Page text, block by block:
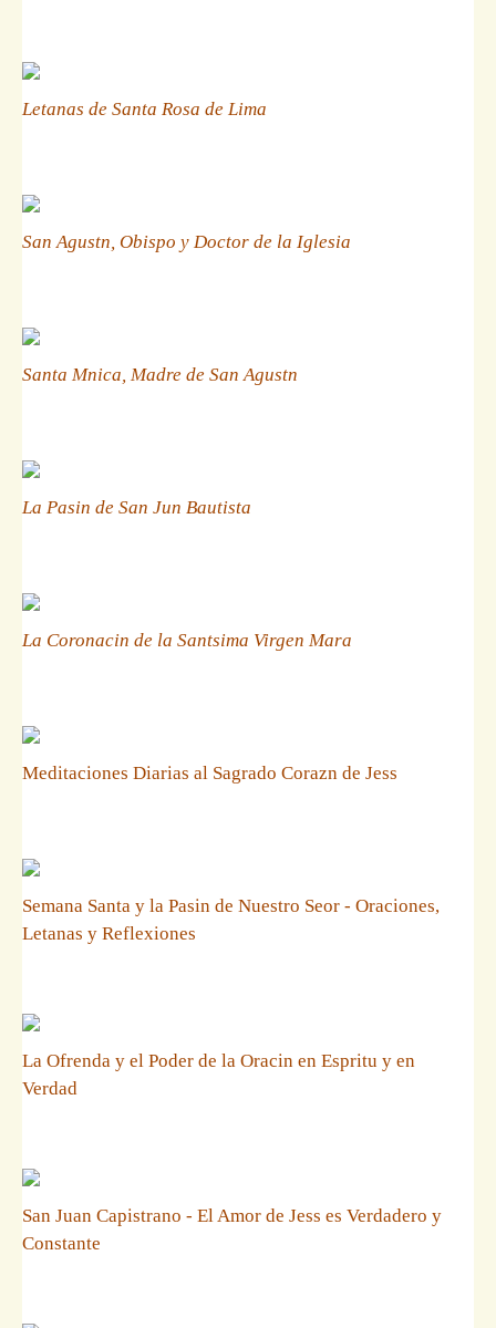
Letanas de Santa Rosa de Lima
San Agustn, Obispo y Doctor de la Iglesia
Santa Mnica, Madre de San Agustn
La Pasin de San Jun Bautista
La Coronacin de la Santsima Virgen Mara
Meditaciones Diarias al Sagrado Corazn de Jess
Semana Santa y la Pasin de Nuestro Seor - Oraciones,
Letanas y Reflexiones
La Ofrenda y el Poder de la Oracin en Espritu y en
Verdad
San Juan Capistrano - El Amor de Jess es Verdadero y
Constante